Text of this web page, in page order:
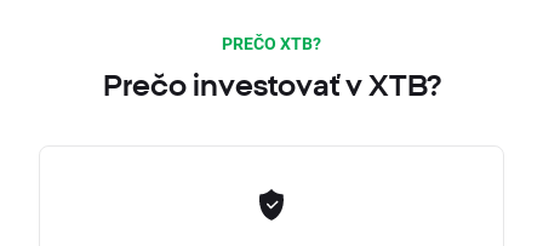
PREČO XTB?
Prečo investovať v XTB?